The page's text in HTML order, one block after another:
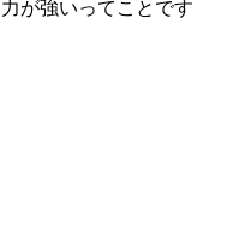
が強いってことです